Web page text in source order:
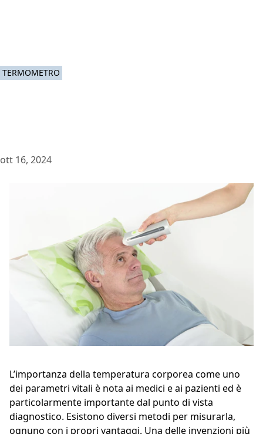
TERMOMETRO
ott 16, 2024
L’importanza della temperatura corporea come uno
dei parametri vitali è nota ai medici e ai pazienti ed è
particolarmente importante dal punto di vista
diagnostico. Esistono diversi metodi per misurarla,
ognuno con i propri vantaggi. Una delle invenzioni più